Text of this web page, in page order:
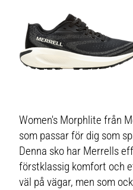
Women's Morphlite från
som passar för dig som
Denna sko har Merrells
förstklassig komfort och
väl på vägar, men som